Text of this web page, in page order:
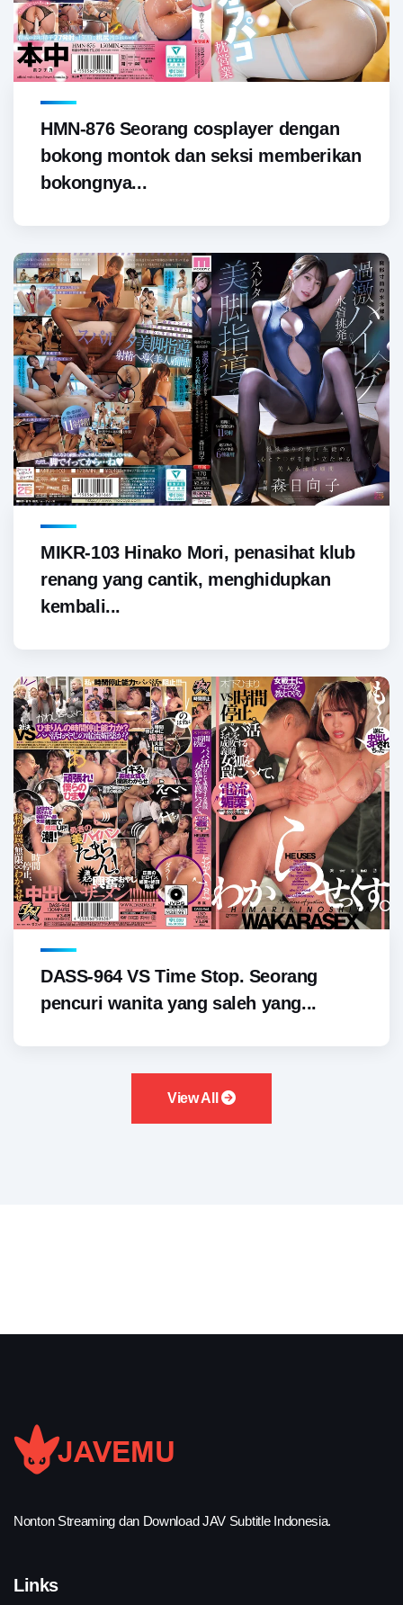
HMN-876 Seorang cosplayer dengan
bokong montok dan seksi memberikan
bokongnya...
MIKR-103 Hinako Mori, penasihat klub
renang yang cantik, menghidupkan
kembali...
DASS-964 VS Time Stop. Seorang
pencuri wanita yang saleh yang...
View All
Nonton Streaming dan Download JAV Subtitle Indonesia.
Links